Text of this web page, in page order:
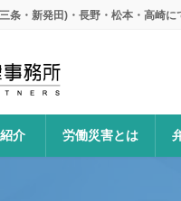
条・新発田)・長野・松本・高崎に
介 労働災害とは